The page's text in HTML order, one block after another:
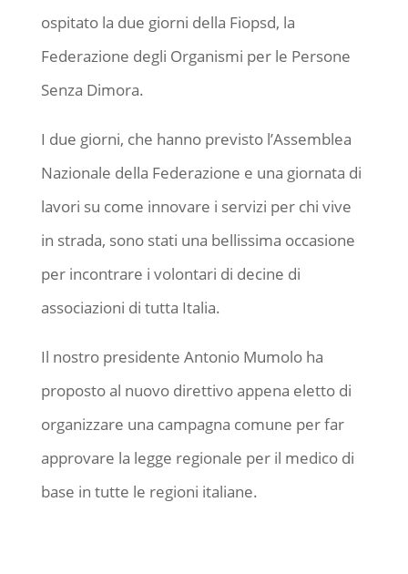
ospitato la due giorni della Fiopsd, la
Federazione degli Organismi per le Persone
Senza Dimora.
I due giorni, che hanno previsto l’Assemblea
Nazionale della Federazione e una giornata di
lavori su come innovare i servizi per chi vive
in strada, sono stati una bellissima occasione
per incontrare i volontari di decine di
associazioni di tutta Italia.
Il nostro presidente Antonio Mumolo ha
proposto al nuovo direttivo appena eletto di
organizzare una campagna comune per far
approvare la legge regionale per il medico di
base in tutte le regioni italiane.